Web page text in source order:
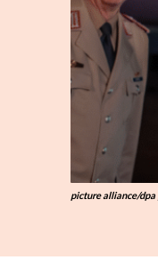
picture alliance/